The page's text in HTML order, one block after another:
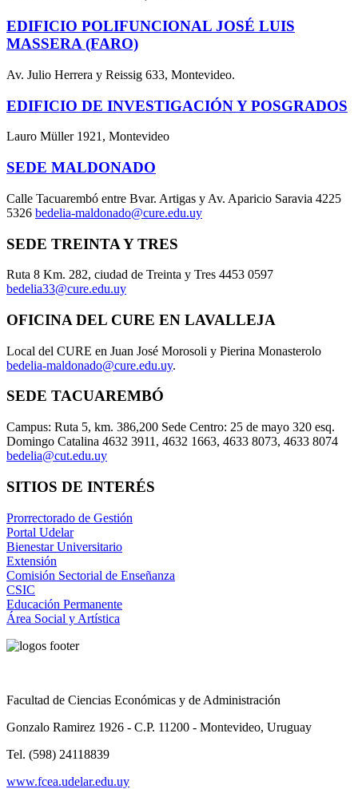
EDIFICIO POLIFUNCIONAL JOSÉ LUIS
MASSERA (FARO)
Av. Julio Herrera y Reissig 633, Montevideo.
EDIFICIO DE INVESTIGACIÓN Y POSGRADOS
Lauro Müller 1921, Montevideo
SEDE MALDONADO
Calle Tacuarembó entre Bvar. Artigas y Av. Aparicio Saravia 4225
5326 bedelia-maldonado@cure.edu.uy
SEDE TREINTA Y TRES
Ruta 8 Km. 282, ciudad de Treinta y Tres 4453 0597
bedelia33@cure.edu.uy
OFICINA DEL CURE EN LAVALLEJA
Local del CURE en Juan José Morosoli y Pierina Monasterolo
bedelia-maldonado@cure.edu.uy.
SEDE TACUAREMBÓ
Campus: Ruta 5, km. 386,200 Sede Centro: 25 de mayo 320 esq.
Domingo Catalina 4632 3911, 4632 1663, 4633 8073, 4633 8074
bedelia@cut.edu.uy
SITIOS DE INTERÉS
Prorrectorado de Gestión
Portal Udelar
Bienestar Universitario
Extensión
Comisión Sectorial de Enseñanza
CSIC
Educación Permanente
Área Social y Artística
Facultad de Ciencias Económicas y de Administración
Gonzalo Ramirez 1926 - C.P. 11200 - Montevideo, Uruguay
Tel. (598) 24118839
www.fcea.udelar.edu.uy